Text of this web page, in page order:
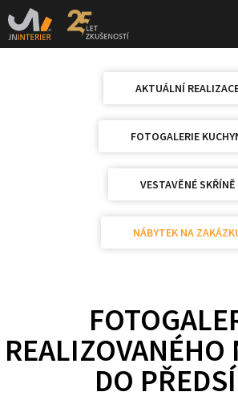
AKTUÁLNÍ
FOTOGALERIE
VESTAVĚNÉ SKŘÍNĚ
NÁBYTEK NA
REALIZOVANÉHO
DO